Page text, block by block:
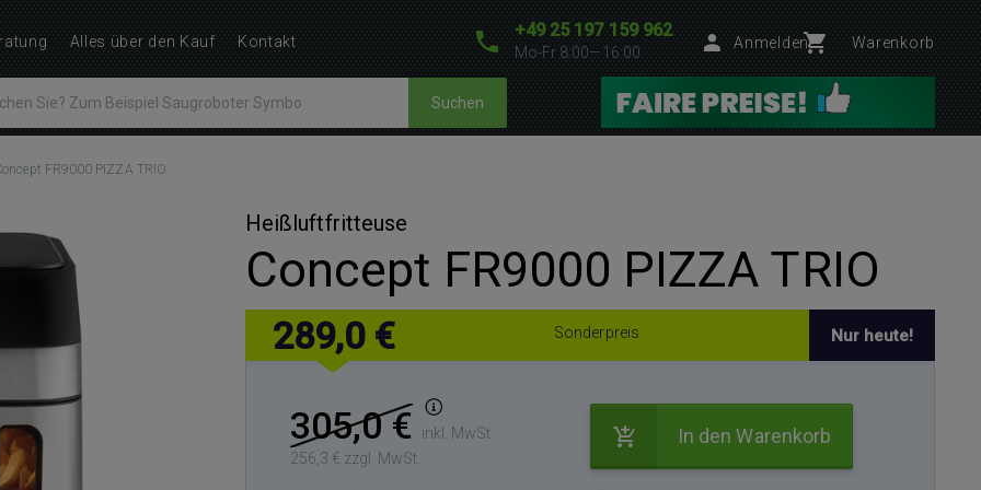
+49 25 197 159 962
Mo-Fr 8:00—16:00
Anmelden Warenkorb
Suchen
FR9000 PIZZA TRIO
Heißluftfritteuse
Concept FR9000 PIZZA TRIO
289,0 € Sonderpreis Nur heute!
305,0 €
inkl. MwSt.
256,3 € zzgl. MwSt.
In den Warenkorb
Alles über den Kauf Kontakt